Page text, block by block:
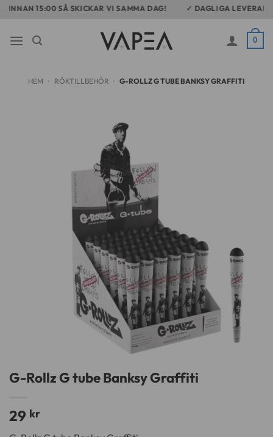
Skip
content
15:00 SÅ SKICKAR VI SAMMA DAG! ✓ DAGLIGA
0
HEM • RÖKTILLBEHÖR • G-ROLLZ G TUBE BANKSY GRAFFITI
G-Rollz G tube Banksy Graffiti
29 kr